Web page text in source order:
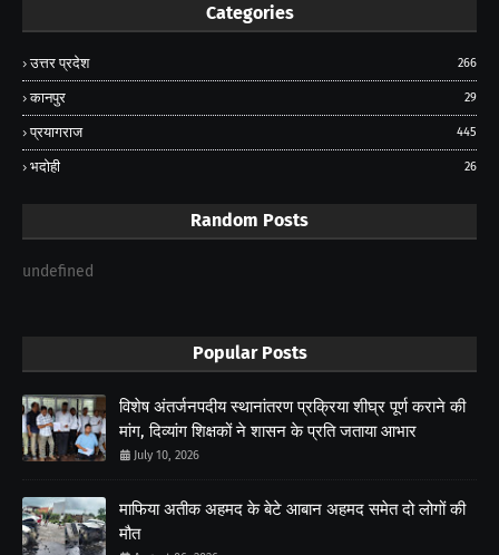
Categories
उत्तर प्रदेश 266
कानपुर 29
प्रयागराज 445
भदोही 26
Random Posts
undefined
Popular Posts
विशेष अंतर्जनपदीय स्थानांतरण प्रक्रिया शीघ्र पूर्ण कराने की
मांग, दिव्यांग शिक्षकों ने शासन के प्रति जताया आभार
July 10, 2026
माफिया अतीक अहमद के बेटे आबान अहमद समेत दो लोगों की
मौत